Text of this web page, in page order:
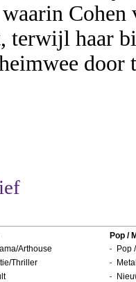
terwijl haar
door
Arthouse
Thriller
Pop /
Pop